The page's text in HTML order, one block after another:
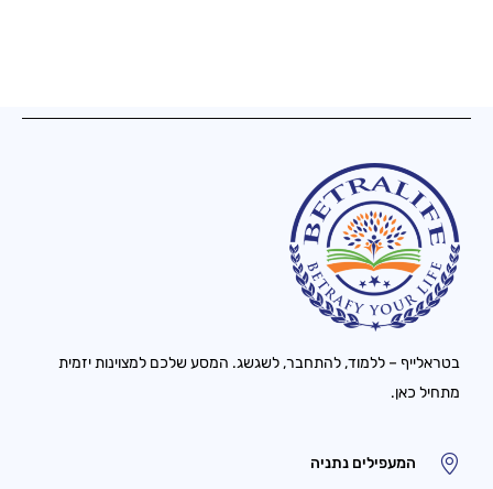
בטראלייף – ללמוד, להתחבר, לשגשג. המסע שלכם למצוינות יזמית
מתחיל כאן.
המעפילים נתניה